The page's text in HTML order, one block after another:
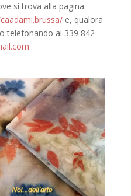
si trova alla pagina
e, qualora
telefonando al 339 842